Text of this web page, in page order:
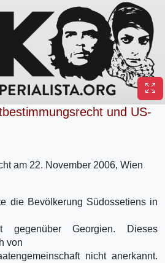
und US-
am 22. November 2006, Wien
die Bevölkerung Südossetiens in
gegenüber Georgien. Dieses
von
nicht anerkannt.